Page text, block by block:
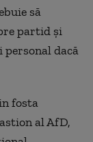
să
partid și
personal dacă
fosta
al AfD,